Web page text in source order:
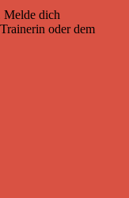
Melde dich
oder dem